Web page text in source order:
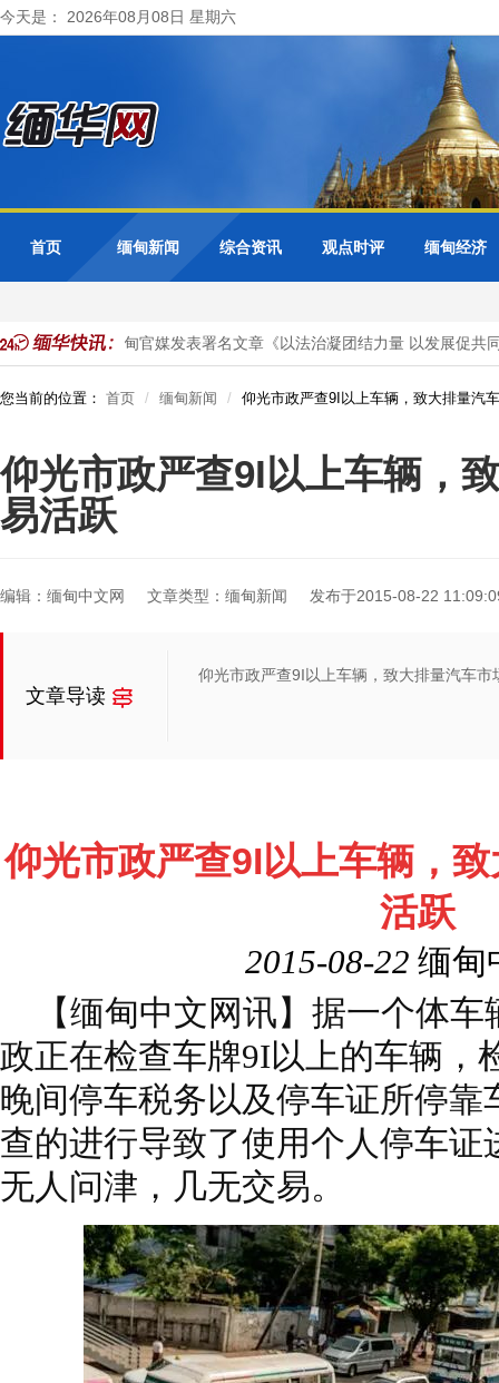
今天是： 2026年08月08日 星期六
首页 缅甸新闻 综合资讯 观点时评 缅甸经济
马珈大使在缅甸官媒发表署名文章《以法治凝团结力量 以发展促共同
您当前的位置： 首页 缅甸新闻 仰光市政严查9I以上车辆，致大排量汽
仰光市政严查9I以上车辆，
易活跃
编辑：缅甸中文网 文章类型：缅甸新闻 发布于2015-08-22
文章导读
仰光市政严查9I以上车辆，致大排量汽车市
仰光市政严查9I以上车辆，
活跃
2015-08-22 缅甸
【缅甸中文网讯】据一个体车
政正在检查车牌9I以上的车辆，
晚间停车税务以及停车证所停
查的进行导致了使用个人停车
无人问津，几无交易。